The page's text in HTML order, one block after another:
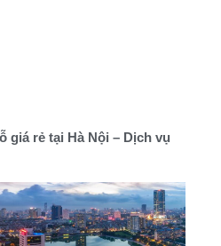
giá rẻ tại Hà Nội – Dịch vụ